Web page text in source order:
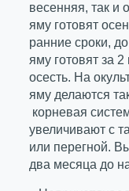
весенняя, так и
яму готовят
ранние сроки,
яму готовят за
осесть. На
яму делаются
корневая
увеличивают с
или перегной.
два месяца до